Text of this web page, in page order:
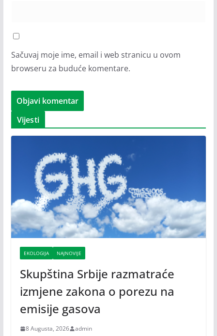
Sačuvaj moje ime, email i web stranicu u ovom
browseru za buduće komentare.
Vijesti
EKOLOGIJA NAJNOVIJE
Skupština Srbije razmatraće
izmjene zakona o porezu na
emisije gasova
8 Augusta, 2026 admin